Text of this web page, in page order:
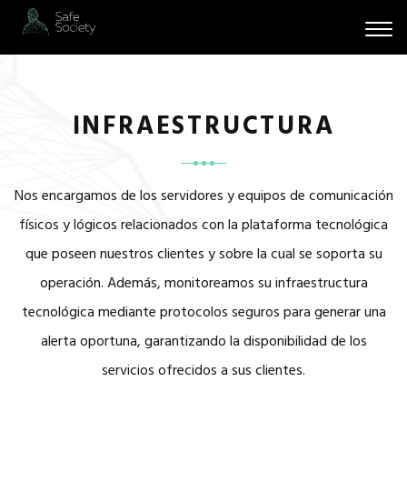
INFRAESTRUCTURA
Nos encargamos de los servidores y equipos de comunicación
físicos y lógicos relacionados con la plataforma tecnológica
que poseen nuestros clientes y sobre la cual se soporta su
operación. Además, monitoreamos su infraestructura
tecnológica mediante protocolos seguros para generar una
alerta oportuna, garantizando la disponibilidad de los
servicios ofrecidos a sus clientes.